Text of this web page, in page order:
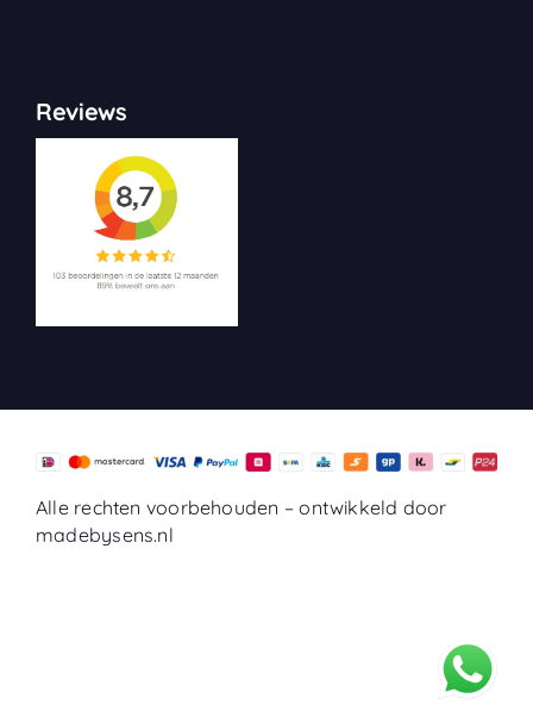
Reviews
Alle rechten voorbehouden –ontwikkeld door
madebysens.nl